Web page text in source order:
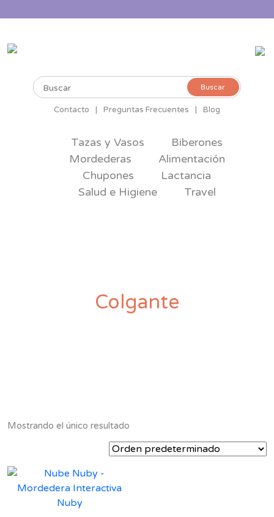
Buscar
Buscar
Contacto Preguntas Frecuentes Blog
Tazas y Vasos
Biberones
Mordederas
Alimentación
Chupones
Lactancia
Salud e Higiene
Travel
Colgante
Mostrando el único resultado